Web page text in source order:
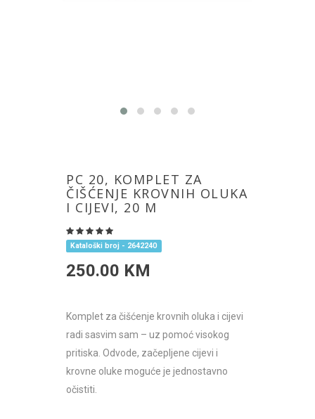
PC 20, KOMPLET ZA
ČIŠĆENJE KROVNIH OLUKA
I CIJEVI, 20 M
Kataloški broj - 2642240
250.00 KM
Komplet za čišćenje krovnih oluka i cijevi
radi sasvim sam – uz pomoć visokog
pritiska. Odvode, začepljene cijevi i
krovne oluke moguće je jednostavno
očistiti.